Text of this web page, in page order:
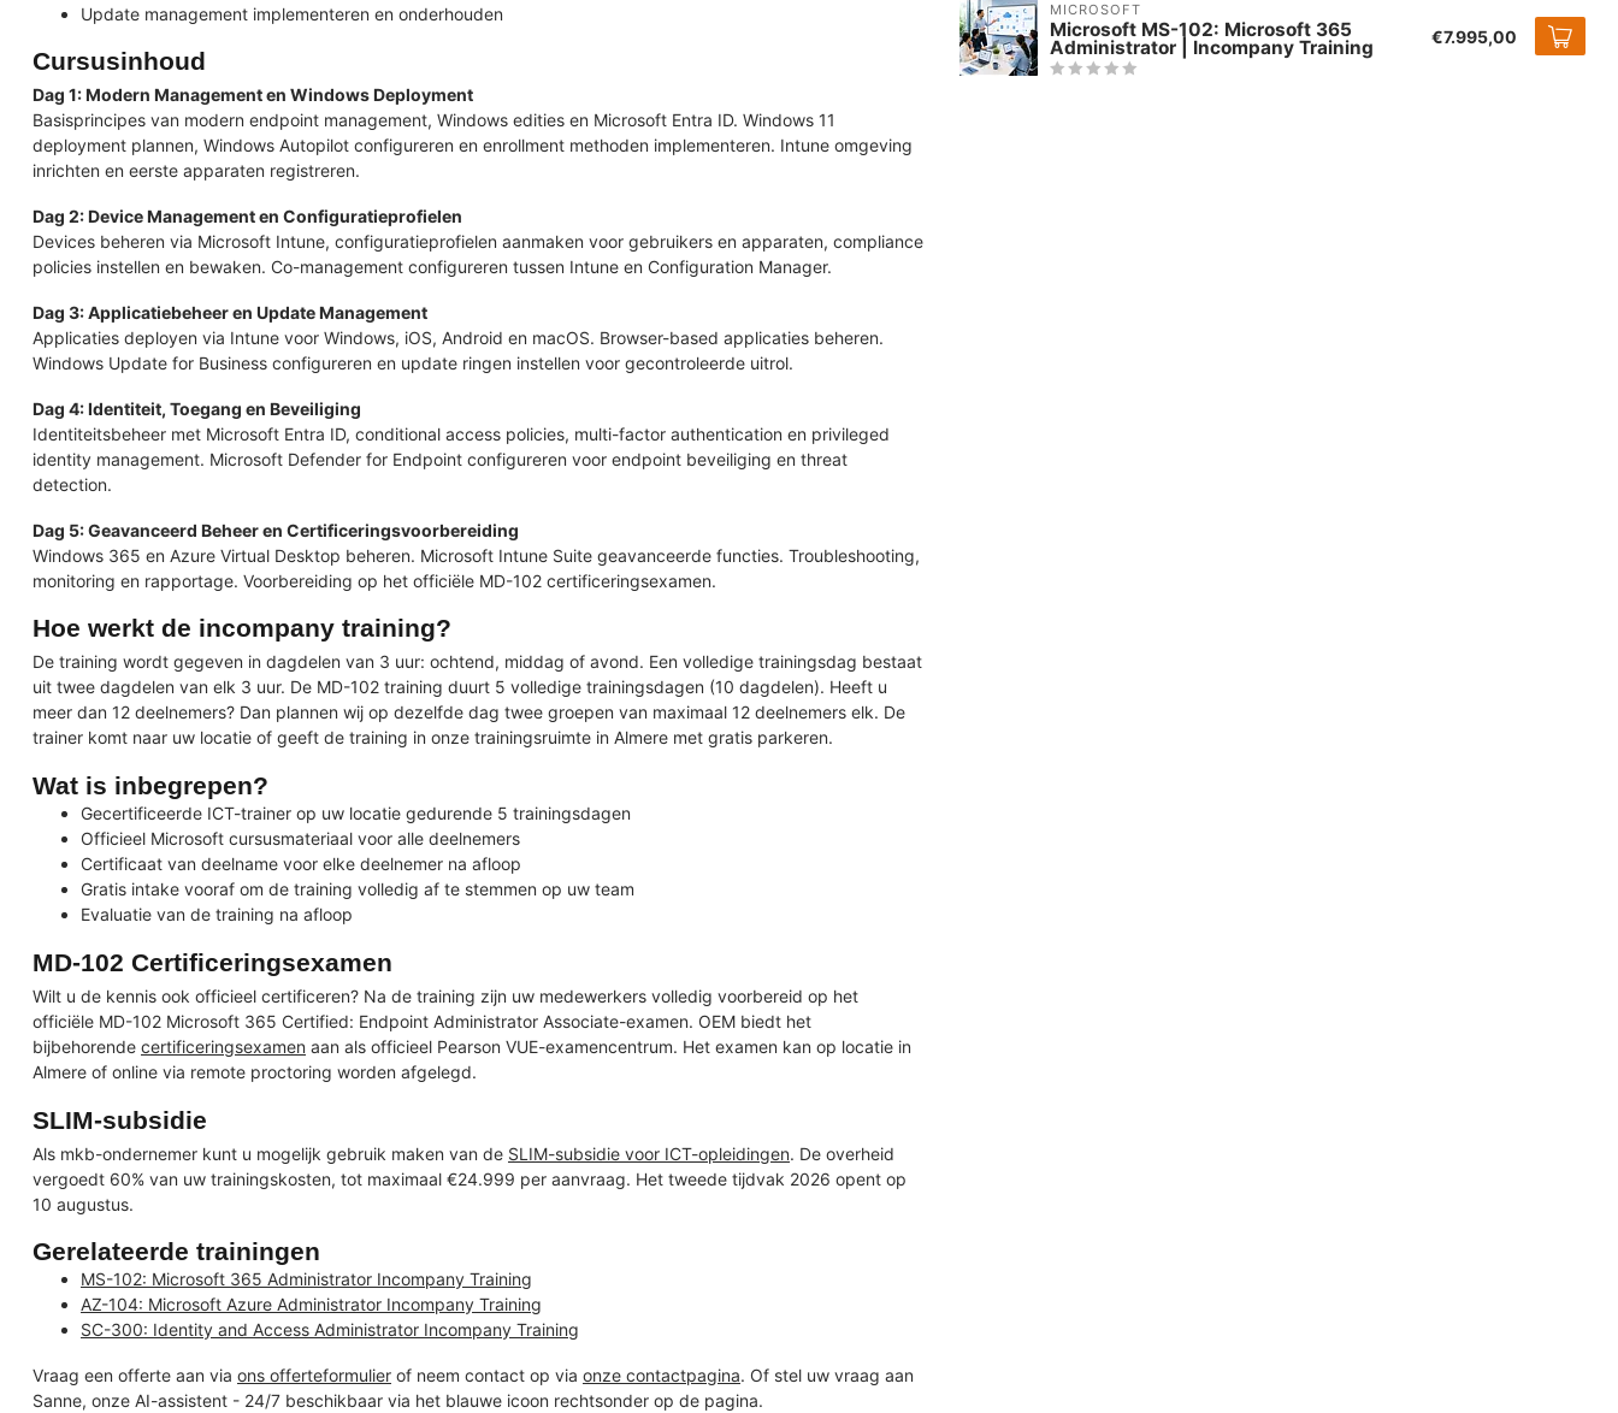
Update management implementeren en onderhouden
Cursusinhoud
Dag 1: Modern Management en Windows Deployment
Basisprincipes van modern endpoint management, Windows edities en Microsoft Entra ID. Windows 11
deployment plannen, Windows Autopilot configureren en enrollment methoden implementeren. Intune omgeving
inrichten en eerste apparaten registreren.
Dag 2: Device Management en Configuratieprofielen
Devices beheren via Microsoft Intune, configuratieprofielen aanmaken voor gebruikers en apparaten, compliance
policies instellen en bewaken. Co-management configureren tussen Intune en Configuration Manager.
Dag 3: Applicatiebeheer en Update Management
Applicaties deployen via Intune voor Windows, iOS, Android en macOS. Browser-based applicaties beheren.
Windows Update for Business configureren en update ringen instellen voor gecontroleerde uitrol.
Dag 4: Identiteit, Toegang en Beveiliging
Identiteitsbeheer met Microsoft Entra ID, conditional access policies, multi-factor authentication en privileged
identity management. Microsoft Defender for Endpoint configureren voor endpoint beveiliging en threat
detection.
Dag 5: Geavanceerd Beheer en Certificeringsvoorbereiding
Windows 365 en Azure Virtual Desktop beheren. Microsoft Intune Suite geavanceerde functies. Troubleshooting,
monitoring en rapportage. Voorbereiding op het officiële MD-102 certificeringsexamen.
Hoe werkt de incompany training?
De training wordt gegeven in dagdelen van 3 uur: ochtend, middag of avond. Een volledige trainingsdag bestaat
uit twee dagdelen van elk 3 uur. De MD-102 training duurt 5 volledige trainingsdagen (10 dagdelen). Heeft u
meer dan 12 deelnemers? Dan plannen wij op dezelfde dag twee groepen van maximaal 12 deelnemers elk. De
trainer komt naar uw locatie of geeft de training in onze trainingsruimte in Almere met gratis parkeren.
Wat is inbegrepen?
Gecertificeerde ICT-trainer op uw locatie gedurende 5 trainingsdagen
Officieel Microsoft cursusmateriaal voor alle deelnemers
Certificaat van deelname voor elke deelnemer na afloop
Gratis intake vooraf om de training volledig af te stemmen op uw team
Evaluatie van de training na afloop
MD-102 Certificeringsexamen
Wilt u de kennis ook officieel certificeren? Na de training zijn uw medewerkers volledig voorbereid op het
officiële MD-102 Microsoft 365 Certified: Endpoint Administrator Associate-examen. OEM biedt het
bijbehorende certificeringsexamen aan als officieel Pearson VUE-examencentrum. Het examen kan op locatie in
Almere of online via remote proctoring worden afgelegd.
SLIM-subsidie
Als mkb-ondernemer kunt u mogelijk gebruik maken van de SLIM-subsidie voor ICT-opleidingen. De overheid
vergoedt 60% van uw trainingskosten, tot maximaal €24.999 per aanvraag. Het tweede tijdvak 2026 opent op
10 augustus.
Gerelateerde trainingen
MS-102: Microsoft 365 Administrator Incompany Training
AZ-104: Microsoft Azure Administrator Incompany Training
SC-300: Identity and Access Administrator Incompany Training
Vraag een offerte aan via ons offerteformulier of neem contact op via onze contactpagina. Of stel uw vraag aan
Sanne, onze AI-assistent - 24/7 beschikbaar via het blauwe icoon rechtsonder op de pagina.
MICROSOFT
Microsoft MS-102: Microsoft 365
Administrator | Incompany Training €7.995,00